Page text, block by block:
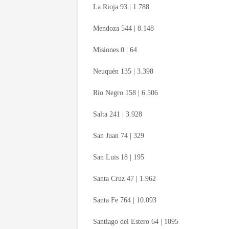
La Rioja 93 | 1.788
Mendoza 544 | 8.148
Misiones 0 | 64
Neuquén 135 | 3.398
Río Negro 158 | 6.506
Salta 241 | 3.928
San Juan 74 | 329
San Luis 18 | 195
Santa Cruz 47 | 1.962
Santa Fe 764 | 10.093
Santiago del Estero 64 | 1095